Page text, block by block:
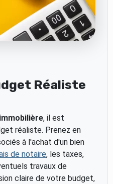
Réaliste
, il est
réaliste. Prenez en
à l'achat d'un bien
de notaire, les taxes,
travaux de
claire de votre budget,